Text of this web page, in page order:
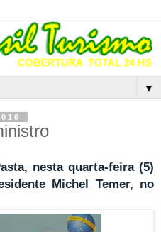
▼
nesta quarta-feira (5)
Michel Temer, no